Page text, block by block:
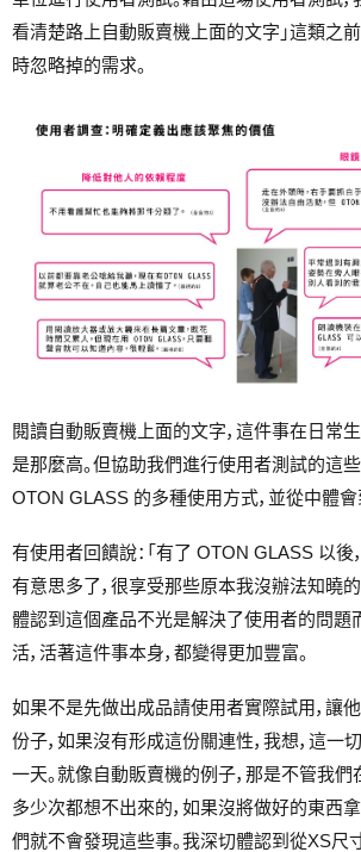
看清楚路上自動販賣機上面的文字」這類之
時忽略掉的需求。
閱讀自動販賣機上面的文字，這件事在日常
是那麼高。但協助我們進行使用者測試的這
OTON GLASS 的多種使用方式，並從中體會
有使用者回饋說：「有了 OTON GLASS 以後
有意思多了，很享受那些原本我沒辦法知曉的
體認到這個產品不光是解決了使用者的問題
活，活著這件事本身，都變得更加豐富。
如果不是先做出成品請使用者實際試用，讓
份子，如果沒有形成這份關連性，我想，這一
一天。就像自動販賣機的例子，那是不管我
多少次都想不出來的，如果沒將做好的東西
們就不會發現這些事。我深切體認到從XS尺